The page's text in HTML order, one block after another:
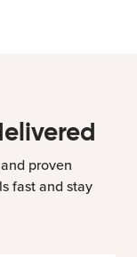
proven
fast and stay